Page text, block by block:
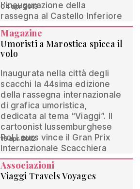
l'inaugurazione della
rassegna al Castello Inferiore
04 apr 2013
Magazine
Umoristi a Marostica spicca il
volo
Inaugurata nella città degli
scacchi la 44sima edizione
della rassegna internazionale
di grafica umoristica,
dedicata al tema “Viaggi”. Il
cartoonist lussemburghese
Pol Leurs vince il Gran Prix
Internazionale Scacchiera
16 apr 2012
Associazioni
Viaggi Travels Voyages